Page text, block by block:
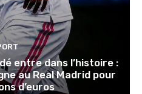
entre dans l’histoire :
au Real Madrid pour
d’euros